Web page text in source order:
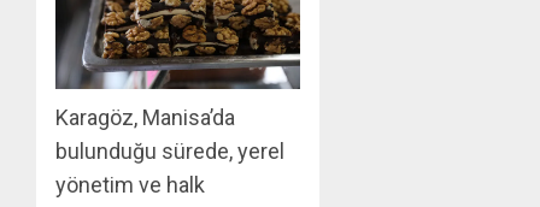
Karagöz, Manisa’da
bulunduğu sürede, yerel
yönetim ve halk